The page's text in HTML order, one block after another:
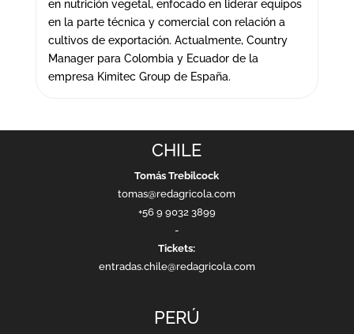
en nutrición vegetal, enfocado en liderar equipos
en la parte técnica y comercial con relación a
cultivos de exportación. Actualmente, Country
Manager para Colombia y Ecuador de la
empresa Kimitec Group de España.
CHILE
Tomás Trebilcock
tomas@redagricola.com
+56 9 9032 3899
-
Tickets:
entradas.chile@redagricola.com
PERÚ